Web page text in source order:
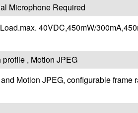
Microphone Required
40VDC,450mW/
, Motion JPEG
Motion JPEG, configurable frame